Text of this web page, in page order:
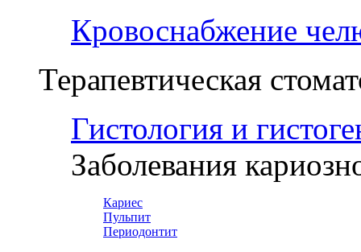
Кровоснабжение
Терапевтическая
Гистология и
Заболевания
Кариес
Пульпит
Периодонтит